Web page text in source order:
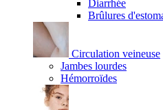
Diarrhée
Brûlures
Circulation veineuse
Jambes lourdes
Hémorroïdes